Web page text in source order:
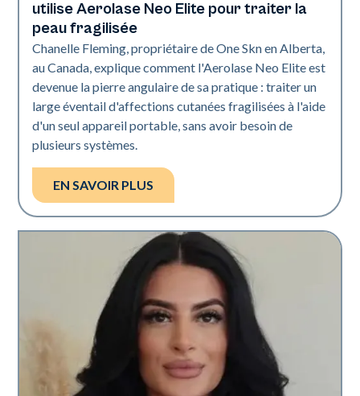
utilise Aerolase Neo Elite pour traiter la
peau fragilisée
Chanelle Fleming, propriétaire de One Skn en Alberta,
au Canada, explique comment l'Aerolase Neo Elite est
devenue la pierre angulaire de sa pratique : traiter un
large éventail d'affections cutanées fragilisées à l'aide
d'un seul appareil portable, sans avoir besoin de
plusieurs systèmes.
EN SAVOIR PLUS